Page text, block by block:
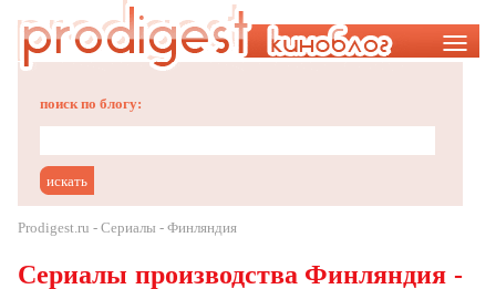
Меню
поиск по блогу:
Prodigest.ru - Сериалы - Финляндия
Сериалы производства Финляндия -